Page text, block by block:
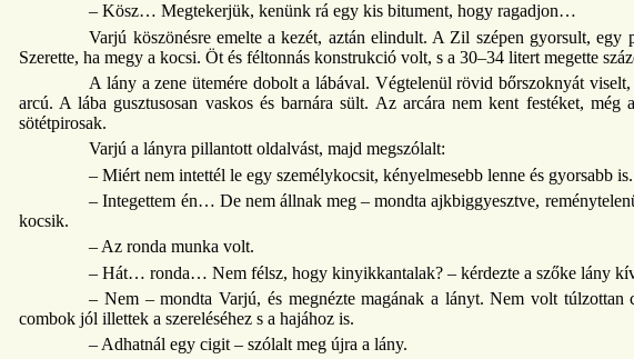
– Kösz… Megtekerjük, kenünk rá egy kis bitument, hogy ragadjon…
Varjú köszönésre emelte a kezét, aztán elindult. A Zil szépen gyorsult,
Szerette, ha megy a kocsi. Öt és féltonnás konstrukció volt, s a 30–34 litert megette
A lány a zene ütemére dobolt a lábával. Végtelenül rövid bőrszoknyát
arcú. A lába gusztusosan vaskos és barnára sült. Az arcára nem kent festéket,
sötétpirosak.
Varjú a lányra pillantott oldalvást, majd megszólalt:
– Miért nem intettél le egy személykocsit, kényelmesebb lenne és gyorsabb is.
– Integettem én… De nem állnak meg – mondta ajkbiggyesztve,
kocsik.
– Az ronda munka volt.
– Hát… ronda… Nem félsz, hogy kinyikkantalak? – kérdezte a szőke lány
– Nem – mondta Varjú, és megnézte magának a lányt. Nem volt
combok jól illettek a szereléséhez s a hajához is.
– Adhatnál egy cigit – szólalt meg újra a lány.